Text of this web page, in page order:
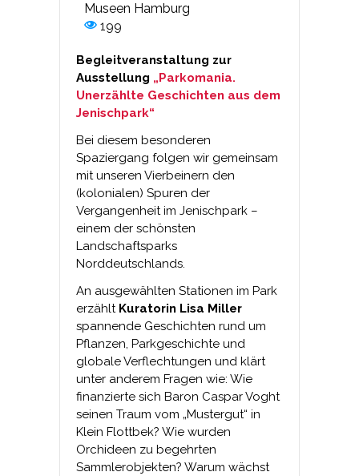
Museen Hamburg
199
Begleitveranstaltung zur
Ausstellung „Parkomania.
Unerzählte Geschichten aus dem
Jenischpark“
Bei diesem besonderen
Spaziergang folgen wir gemeinsam
mit unseren Vierbeinern den
(kolonialen) Spuren der
Vergangenheit im Jenischpark –
einem der schönsten
Landschaftsparks
Norddeutschlands.
An ausgewählten Stationen im Park
erzählt Kuratorin Lisa Miller
spannende Geschichten rund um
Pflanzen, Parkgeschichte und
globale Verflechtungen und klärt
unter anderem Fragen wie: Wie
finanzierte sich Baron Caspar Voght
seinen Traum vom „Mustergut“ in
Klein Flottbek? Wie wurden
Orchideen zu begehrten
Sammlerobjekten? Warum wächst